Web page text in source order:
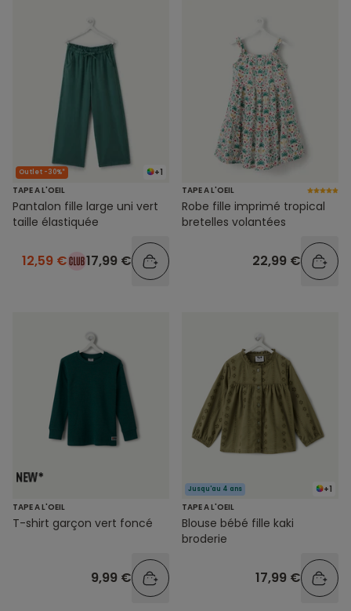
+1
Outlet -30%*
TAPE A L'OEIL
Pantalon fille large uni vert
taille élastiquée
12,59 € 17,99 €
TAPE A L'OEIL
Robe fille imprimé tropical
bretelles volantées
22,99 €
TAPE A L'OEIL
T-shirt garçon vert foncé
9,99 €
+1
Jusqu'au 4 ans
TAPE A L'OEIL
Blouse bébé fille kaki
broderie
17,99 €